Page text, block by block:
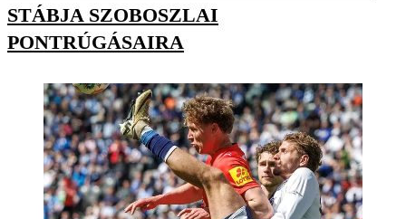
STÁBJA SZOBOSZLAI
PONTRÚGÁSAIRA